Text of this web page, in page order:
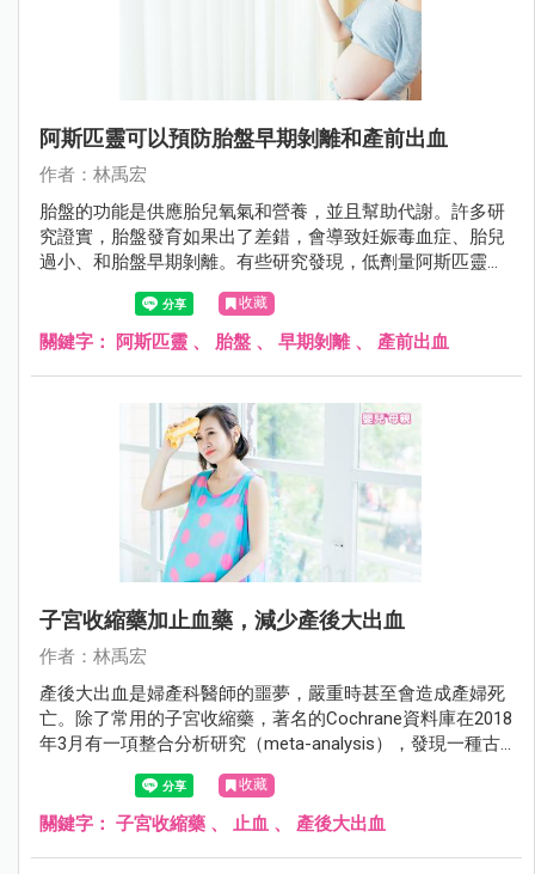
阿斯匹靈可以預防胎盤早期剝離和產前出血
作者：林禹宏
胎盤的功能是供應胎兒氧氣和營養，並且幫助代謝。許多研
究證實，胎盤發育如果出了差錯，會導致妊娠毒血症、胎兒
過小、和胎盤早期剝離。有些研究發現，低劑量阿斯匹靈
（每天80～100毫克）有預防的效果，但是有些研究則認為
沒有差別。美國婦產科學期刊（American Journal of
Obstetrics and Gynecology）在2018年5月份有一項綜合分析
收藏
關鍵字： 阿斯匹靈 、 胎盤 、 早期剝離、 產前出血
子宮收縮藥加止血藥，減少產後大出血
作者：林禹宏
產後大出血是婦產科醫師的噩夢，嚴重時甚至會造成產婦死
亡。除了常用的子宮收縮藥，著名的Cochrane資料庫在2018
年3月有一項整合分析研究（meta-analysis），發現一種古
老的止血藥可以減少產後大出血。
收藏
關鍵字： 子宮收縮藥 、 止血 、 產後大出血